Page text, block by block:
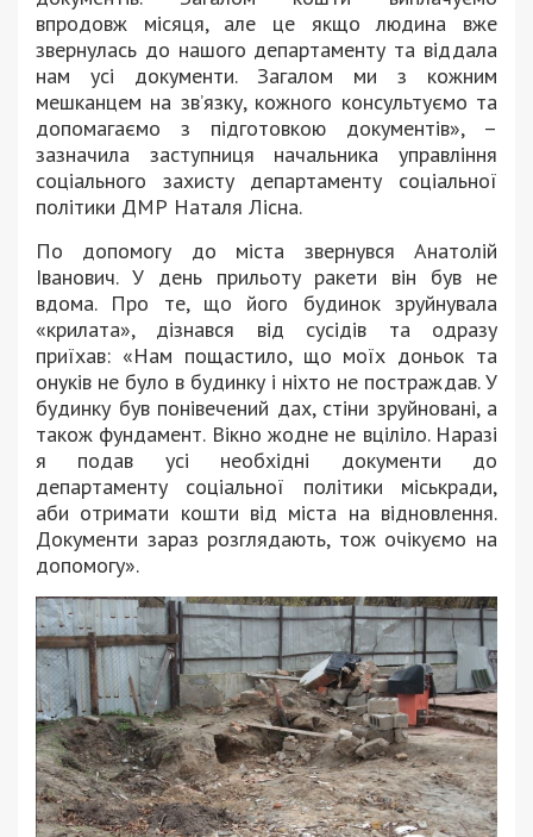
впродовж місяця, але це якщо людина вже
звернулась до нашого департаменту та віддала
нам усі документи. Загалом ми з кожним
мешканцем на зв’язку, кожного консультуємо та
допомагаємо з підготовкою документів», –
зазначила заступниця начальника управління
соціального захисту департаменту соціальної
політики ДМР Наталя Лісна.
По допомогу до міста звернувся Анатолій
Іванович. У день прильоту ракети він був не
вдома. Про те, що його будинок зруйнувала
«крилата», дізнався від сусідів та одразу
приїхав: «Нам пощастило, що моїх доньок та
онуків не було в будинку і ніхто не постраждав. У
будинку був понівечений дах, стіни зруйновані, а
також фундамент. Вікно жодне не вціліло. Наразі
я подав усі необхідні документи до
департаменту соціальної політики міськради,
аби отримати кошти від міста на відновлення.
Документи зараз розглядають, тож очікуємо на
допомогу».